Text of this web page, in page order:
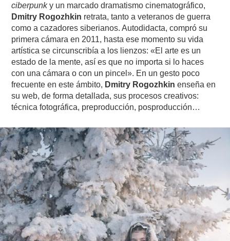
ciberpunky un marcado dramatismo cinematográfico,
Dmitry Rogozhkin retrata, tanto a veteranos de guerra
como a cazadores siberianos. Autodidacta, compró su
primera cámara en 2011, hasta ese momento su vida
artística se circunscribía a los lienzos: «El arte es un
estado de la mente, así es que no importa si lo haces
con una cámara o con un pincel». En un gesto poco
frecuente en este ámbito, Dmitry Rogozhkinenseña en
su web, de forma detallada, sus procesos creativos:
técnica fotográfica, preproducción, posproducción…